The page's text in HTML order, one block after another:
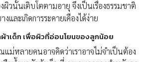
ผิวนั้นเติบโตตามอายุ จึงเป็นเรื่องธรรมชาติ
และเกิดการระคายเคืองได้ง่าย
เด็ก เพื่อผิวที่อ่อนโยนของลูกน้อย
ม่หลายคนอาจคิดว่าเราอาจไม่จำเป็นต้อง